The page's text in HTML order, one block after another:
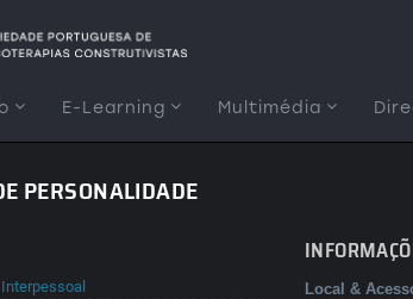
E-Learning Multimédia
PERSONALIDADE
Local &